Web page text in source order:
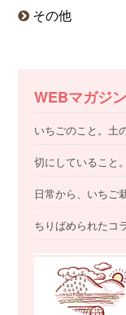
その他
WEBマガジ
いちごのこと。土
切にしていること
日常から、いちご
ちりばめられたコ